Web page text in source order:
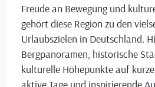
Freude an Bewegung und
gehört diese Region zu den
Urlaubszielen in Deutschland.
Bergpanoramen, historische
kulturelle Höhepunkte auf
aktive Tage und inspirierende